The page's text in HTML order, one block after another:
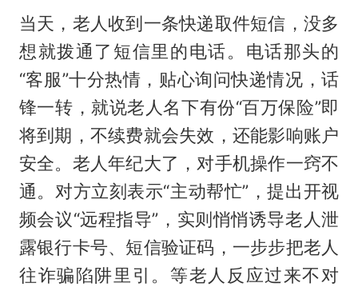
当天，老人收到一条快递取件短信，没多
想就拨通了短信里的电话。电话那头的
“客服”十分热情，贴心询问快递情况，话
锋一转，就说老人名下有份“百万保险”即
将到期，不续费就会失效，还能影响账户
安全。老人年纪大了，对手机操作一窍不
通。对方立刻表示“主动帮忙”，提出开视
频会议“远程指导”，实则悄悄诱导老人泄
露银行卡号、短信验证码，一步步把老人
往诈骗陷阱里引。等老人反应过来不对